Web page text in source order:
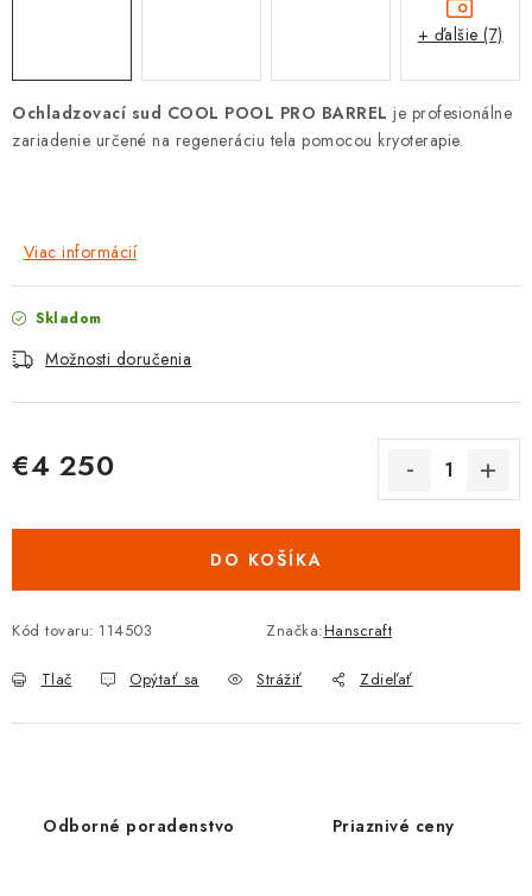
Spôsob dopravy a platby
Moja objednávka
Ochladzovací sud COOL POOL PRO BARREL je profesionálne
zariadenie určené na regeneráciu tela pomocou kryoterapie.
Viac informácií
Skladom
Možnosti doručenia
€4 250
DO KOŠÍKA
Kód tovaru: 114503 Značka:Hanscraft
Tlač Opýtať sa Strážiť Zdieľať
+ ďalšie (7)
Odborné poradenstvo Priaznivé ceny